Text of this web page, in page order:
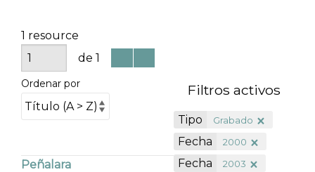
1 resource
de 1
Ordenar por
Peñalara
Filtros activos
Tipo Grabado
Fecha 2000
Fecha 2003